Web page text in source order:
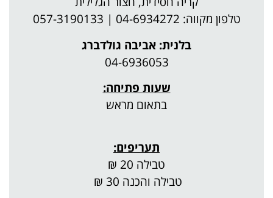
| 057-3190133
בלנית: אביבה גולדברג
04-6936053
שעות פתיחה:
בתאום מראש
טבילה והכנה 30 ₪